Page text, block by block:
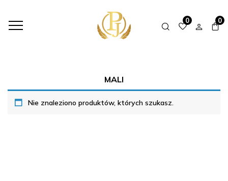
0 0
MALI
Nie znaleziono produktów, których szukasz.